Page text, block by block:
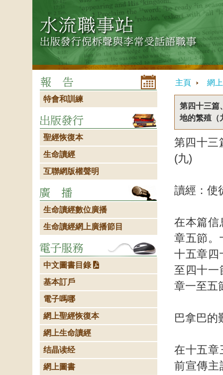
主頁 網
第四十三篇
地的繁殖（
第四十三
(九)
讀經：使
在本篇信
章五節。
十五章四
至四十一
章一至五
巴拿巴的
在十五章
前宣傳主
特會和訓練
聖經恢復本
生命讀經
互聯網版權聲明
生命讀經數位廣播
生命讀經網上廣播節目
中文圖書目錄
基本訂戶
電子嗎哪
網上聖經恢復本
網上生命讀經
结晶读经
網上圖書